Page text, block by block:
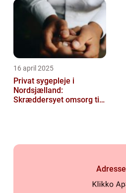
16 april 2025
Privat sygepleje i
Nordsjælland:
Skræddersyet omsorg til
Adresse